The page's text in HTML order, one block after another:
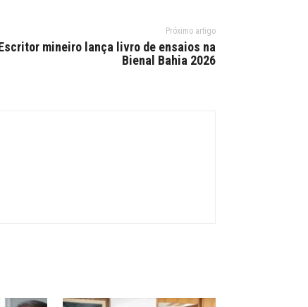
Próximo artigo
mineiro lança livro de ensaios na
Bienal Bahia 2026